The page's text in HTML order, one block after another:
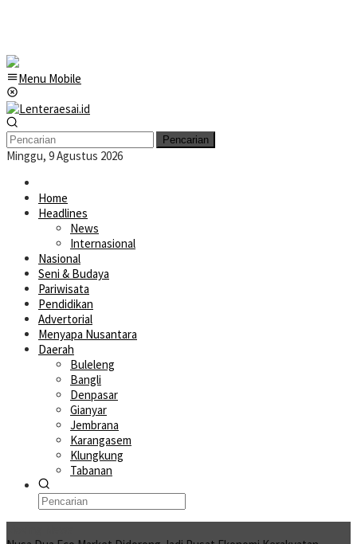
Menu Mobile
Pencarian
Minggu, 9 Agustus 2026
Home
Headlines
News
Internasional
Nasional
Seni & Budaya
Pariwisata
Pendidikan
Advertorial
Menyapa Nusantara
Daerah
Buleleng
Bangli
Denpasar
Gianyar
Jembrana
Karangasem
Klungkung
Tabanan